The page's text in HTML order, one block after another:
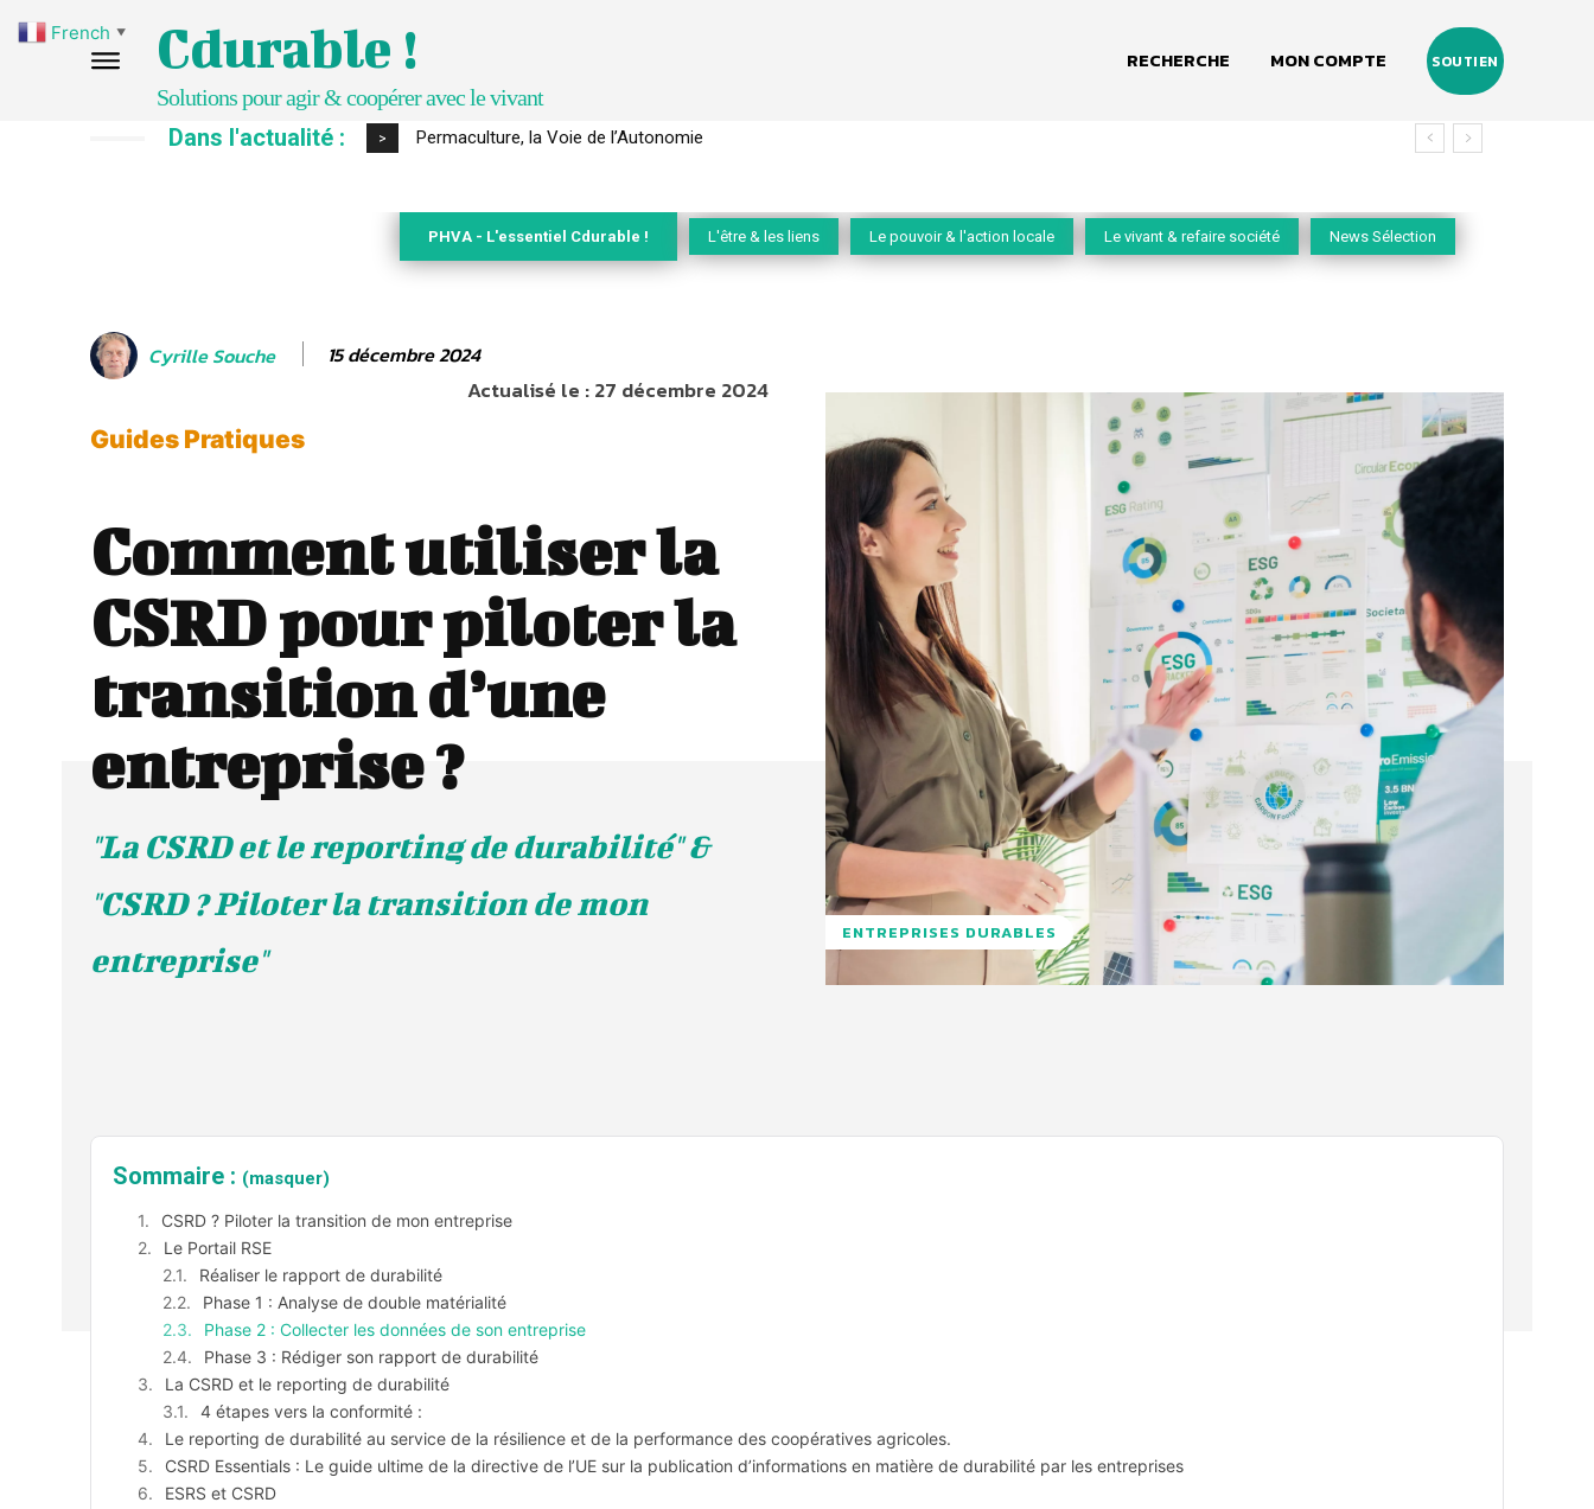
Cdurable !
Solutions pour agir & coopérer avec le vivant
RECHERCHE MON COMPTE SOUTIEN
Dans l'actualité : > Permaculture, la Voie de l’Autonomie
PHVA - L'essentiel Cdurable ! L'être & les liens Le pouvoir & l'action locale Le vivant & refaire société News Sélection
Cyrille Souche 15 décembre 2024
Actualisé le :27 décembre 2024
Guides Pratiques
Comment utiliser la
CSRD pour piloter la
transition d’une
entreprise ?
"La CSRD et le reporting de durabilité" &
"CSRD ? Piloter la transition de mon
entreprise"
ENTREPRISES DURABLES
Sommaire : (masquer)
CSRD ? Piloter la transition de mon entreprise
Le Portail RSE
Réaliser le rapport de durabilité
Phase 1 : Analyse de double matérialité
Phase 2 : Collecter les données de son entreprise
Phase 3 : Rédiger son rapport de durabilité
La CSRD et le reporting de durabilité
4 étapes vers la conformité :
Le reporting de durabilité au service de la résilience et de la performance des coopératives agricoles.
CSRD Essentials : Le guide ultime de la directive de l’UE sur la publication d’informations en matière de durabilité par les entreprises
ESRS et CSRD
French ▼